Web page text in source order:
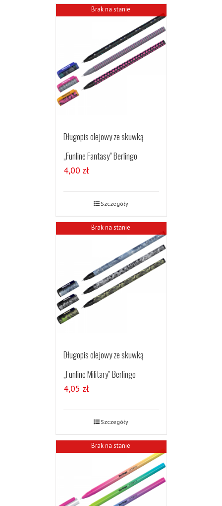
Brak na stanie
Długopis olejowy ze skuwką
„Funline Fantasy” Berlingo
4,00 zł
Szczegóły
Brak na stanie
Długopis olejowy ze skuwką
„Funline Military” Berlingo
4,05 zł
Szczegóły
Brak na stanie